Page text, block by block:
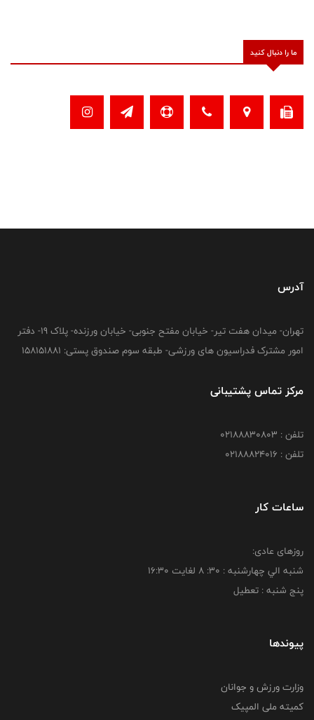
ما را دنبال کنید
آدرس
تهران- میدان هفت تیر- خیابان مفتح جنوبی- خیابان ورزنده- پلاک 19- دفتر
امور مشترک فدراسیون های ورزشی- طبقه سوم صندوق پستی: 158151881
مرکز تماس پشتیبانی
تلفن : 02188830803
تلفن : 02188824016
ساعات کار
روزهای عادی:
شنبه الي چهارشنبه : 30: 8 لغايت 16:30
پنج شنبه : تعطیل
پیوندها
وزارت ورزش و جوانان
کمیته ملی المپیک